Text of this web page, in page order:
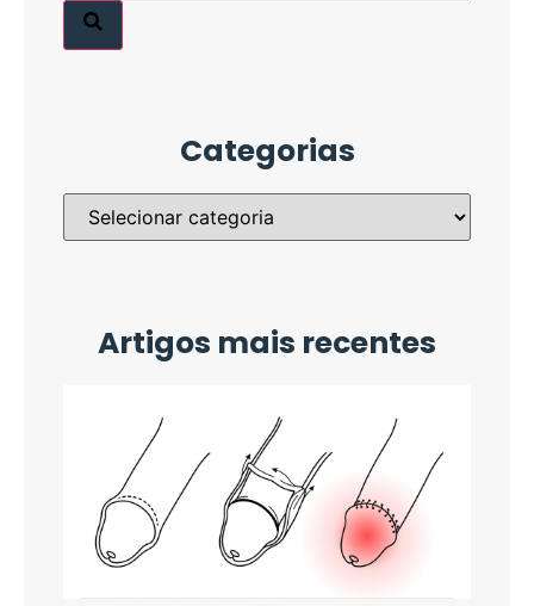
Categorias
Artigos mais recentes